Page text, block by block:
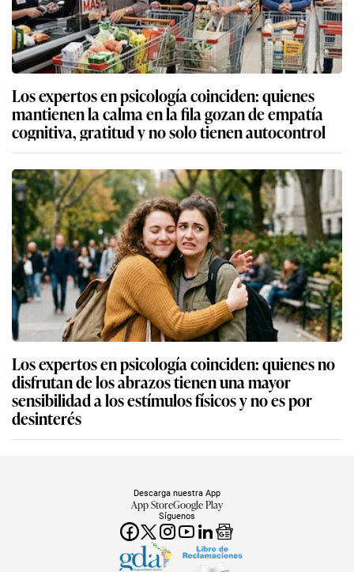
Los expertos en psicología coinciden: quienes
mantienen la calma en la fila gozan de empatía
cognitiva, gratitud y no solo tienen autocontrol
Los expertos en psicología coinciden: quienes no
disfrutan de los abrazos tienen una mayor
sensibilidad a los estímulos físicos y no es por
desinterés
Síguenos
Descarga nuestra App
App StoreGoogle Play